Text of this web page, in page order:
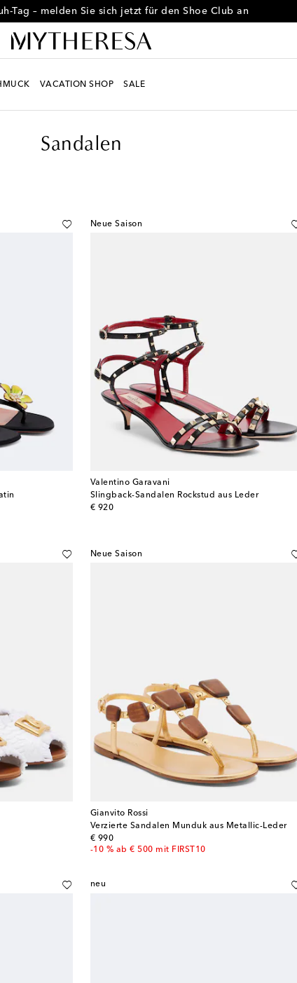
Tag – melden Sie sich jetzt für den Shoe Club an
VACATION SHOP SALE
Sandalen
Neue Saison
Valentino Garavani
Slingback-Sandalen Rockstud aus Leder
€ 920
original price
Neue Saison
Gianvito Rossi
Verzierte Sandalen Munduk aus Metallic-Leder
€ 990
original price
-10 % ab € 500 mit FIRST10
neu